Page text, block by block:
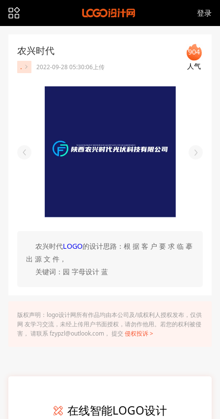
登录
农兴时代
. 2022-09-28 05:30:06上传
904
人气
农兴时代LOGO的设计思路：根 据 客 户 要 求 临 摹
出 源 文 件，
关键词：园 字母设计 蓝
版权声明：logo设计网所有作品均由本公司及/或权利人授权发布，仅供
网 友学习交流，未经上传用户书面授权，请勿作他用。若您的权利被侵
害， 请联系 fzypzl@outlook.com， 提交 侵权投诉 >
在线智能LOGO设计